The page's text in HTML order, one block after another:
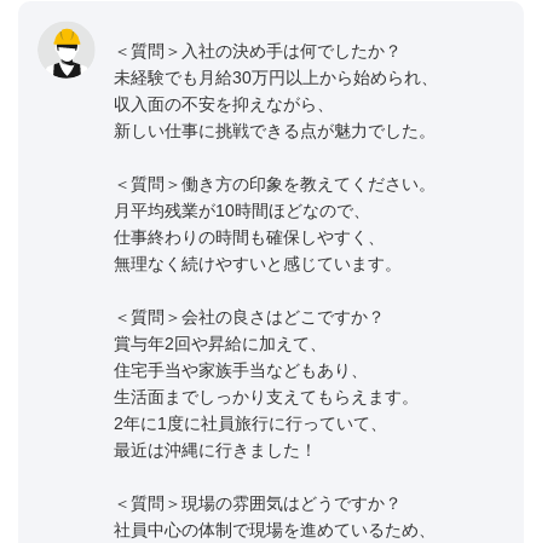
＜質問＞入社の決め手は何でしたか？
未経験でも月給30万円以上から始められ、
収入面の不安を抑えながら、
新しい仕事に挑戦できる点が魅力でした。
＜質問＞働き方の印象を教えてください。
月平均残業が10時間ほどなので、
仕事終わりの時間も確保しやすく、
無理なく続けやすいと感じています。
＜質問＞会社の良さはどこですか？
賞与年2回や昇給に加えて、
住宅手当や家族手当などもあり、
生活面までしっかり支えてもらえます。
2年に1度に社員旅行に行っていて、
最近は沖縄に行きました！
＜質問＞現場の雰囲気はどうですか？
社員中心の体制で現場を進めているため、